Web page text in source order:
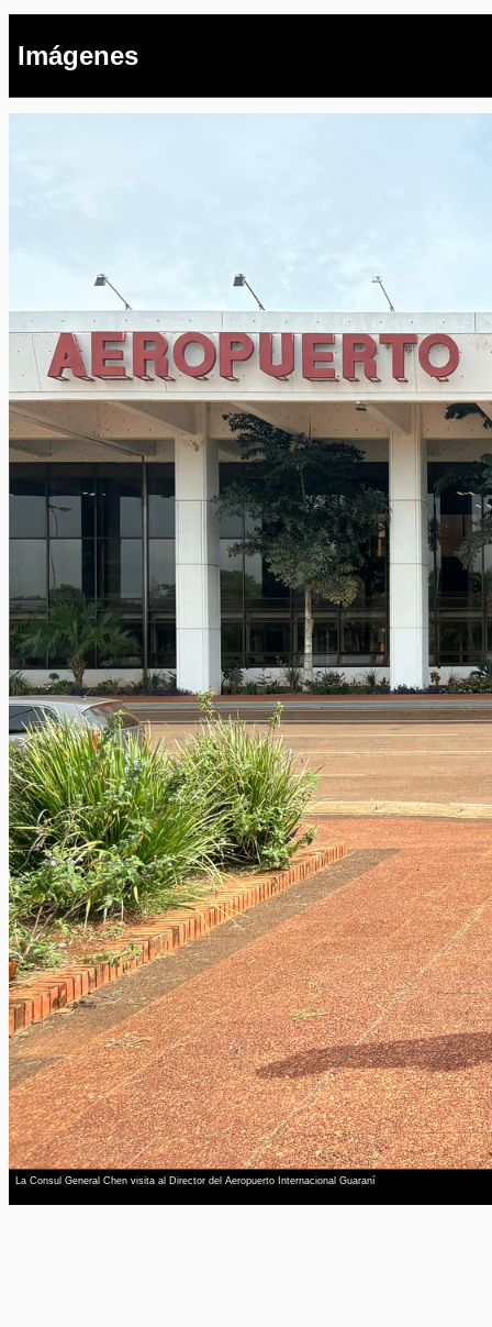
Imágenes
La Consul General Chen visita al Director del Aeropuerto Internacional Guaraní